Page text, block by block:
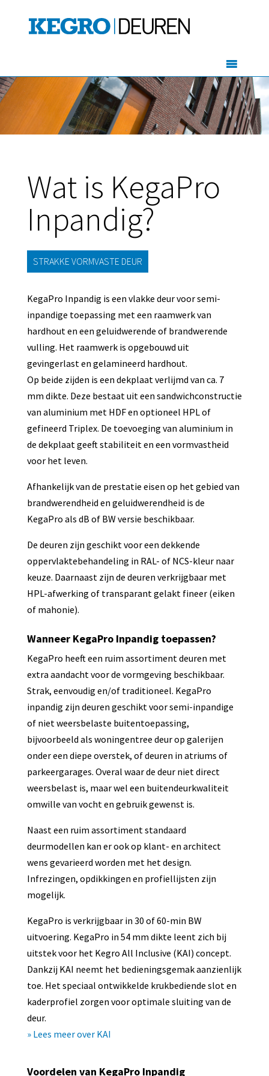
Wat is KegaPro
Inpandig?
STRAKKE VORMVASTE DEUR
KegaPro Inpandig is een vlakke deur voor semi-
inpandige toepassing met een raamwerk van
hardhout en een geluidwerende of brandwerende
vulling. Het raamwerk is opgebouwd uit
gevingerlast en gelamineerd hardhout.
Op beide zijden is een dekplaat verlijmd van ca. 7
mm dikte. Deze bestaat uit een sandwichconstructie
van aluminium met HDF en optioneel HPL of
gefineerd Triplex. De toevoeging van aluminium in
de dekplaat geeft stabiliteit en een vormvastheid
voor het leven.
Afhankelijk van de prestatie eisen op het gebied van
brandwerendheid en geluidwerendheid is de
KegaPro als dB of BW versie beschikbaar.
De deuren zijn geschikt voor een dekkende
oppervlaktebehandeling in RAL- of NCS-kleur naar
keuze. Daarnaast zijn de deuren verkrijgbaar met
HPL-afwerking of transparant gelakt fineer (eiken
of mahonie).
Wanneer KegaPro Inpandig toepassen?
KegaPro heeft een ruim assortiment deuren met
extra aandacht voor de vormgeving beschikbaar.
Strak, eenvoudig en/of traditioneel. KegaPro
inpandig zijn deuren geschikt voor semi-inpandige
of niet weersbelaste buitentoepassing,
bijvoorbeeld als woningentree deur op galerijen
onder een diepe overstek, of deuren in atriums of
parkeergarages. Overal waar de deur niet direct
weersbelast is, maar wel een buitendeurkwaliteit
omwille van vocht en gebruik gewenst is.
Naast een ruim assortiment standaard
deurmodellen kan er ook op klant- en architect
wens gevarieerd worden met het design.
Infrezingen, opdikkingen en profiellijsten zijn
mogelijk.
KegaPro is verkrijgbaar in 30 of 60-min BW
uitvoering. KegaPro in 54 mm dikte leent zich bij
uitstek voor het Kegro All Inclusive (KAI) concept.
Dankzij KAI neemt het bedieningsgemak aanzienlijk
toe. Het speciaal ontwikkelde krukbediende slot en
kaderprofiel zorgen voor optimale sluiting van de
deur.
» Lees meer over KAI
Voordelen van KegaPro Inpandig